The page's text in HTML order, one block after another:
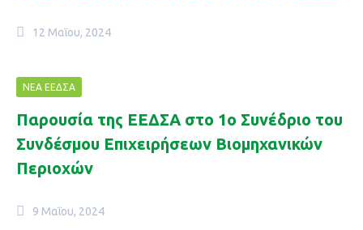
12 Μαΐου, 2024
ΝΈΑ ΕΕΔΣΑ
Παρουσία της ΕΕΔΣΑ στο 1ο Συνέδριο του
Συνδέσμου Επιχειρήσεων Βιομηχανικών
Περιοχών
9 Μαΐου, 2024